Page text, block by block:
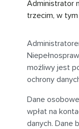
Administrator
trzecim, w
możliwy jest
ochrony
Dane
wpłat na
danych. Dane